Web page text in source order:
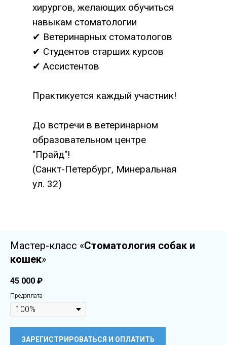
хирургов, желающих обучиться
навыкам стоматологии
✔ Ветеринарных стоматологов
✔ Студентов старших курсов
✔ Ассистентов
Практикуется каждый участник!
До встречи в ветеринарном
образовательном центре
"Прайд"!
(Санкт-Петербург, Минеральная
ул. 32)
Мастер-класс «Стоматология собак и
кошек»
45 000 ₽
Предоплата
ЗАРЕГИСТРИРОВАТЬСЯ И ОПЛАТИТЬ